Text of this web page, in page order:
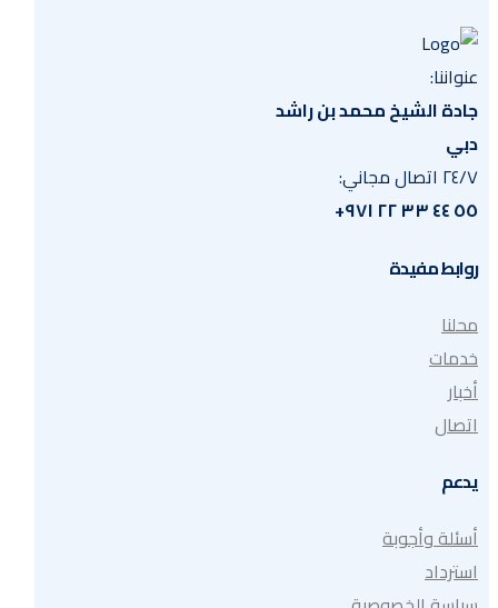
عنواننا:
جادة الشيخ محمد بن راشد
دبي
٢٤/٧ اتصال مجاني:
٥٥ ٤٤ ٣٣ ٢٢ ٩٧١+
روابط مفيدة
محلنا
خدمات
أخبار
اتصال
يدعم
أسئلة وأجوبة
استرداد